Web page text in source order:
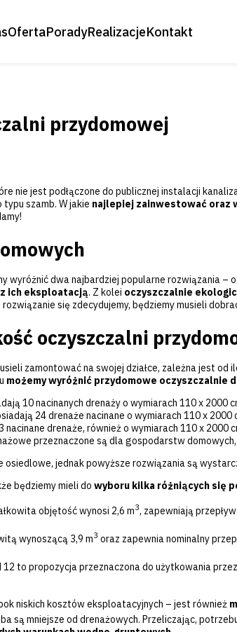
Oferta
Oczyszczalnie Osiedlowe
Zestawy Ogrodowe –
Przepompownie
Biopreparaty
PoradyRealizacjeKontakt
przydomowej
nie jest podłączone do publicznej instalacji
szamb. W jakie najlepiej zainwestować oraz
wyróżnić dwa najbardziej popularne rozwiązania –
ich eksploatacją. Z kolei oczyszczalnie
się zdecydujemy, będziemy musieli
oczyszczalni
zamontować na swojej działce, zależna jest
możemy wyróżnić przydomowe oczyszczalnie
10 nacinanych drenaży o wymiarach 110 x
24 drenaże nacinane o wymiarach 110 x
drenaże, również o wymiarach 110 x 2000
przeznaczone są dla gospodarstw
jednak powyższe rozwiązania są
będziemy mieli do wyboru kilka różniących się
objętość wynosi 2,6 m3, zapewniają
wynoszącą 3,9 m3 oraz zapewnia nominalny
to propozycja przeznaczona do użytkowania
niskich kosztów eksploatacyjnych – jest również
są mniejsze od drenażowych. Przeliczając,